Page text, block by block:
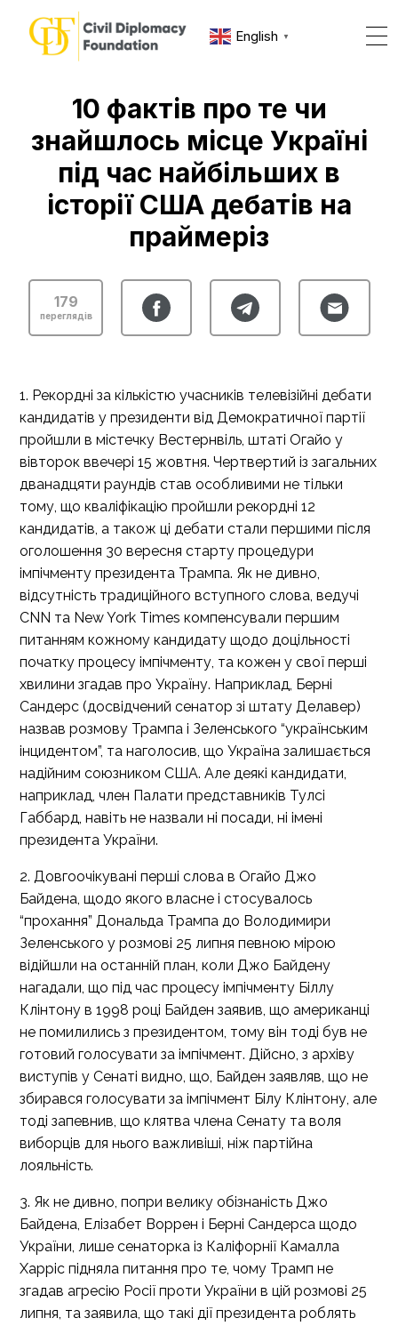
English ▼
10 фактів про те чи
знайшлось місце Україні
під час найбільших в
історії США дебатів на
праймеріз
179
переглядів
1. Рекордні за кількістю учасників телевізійні дебати
кандидатів у президенти від Демократичної партії
пройшли в містечку Вестернвіль, штаті Огайо у
вівторок ввечері 15 жовтня. Чертвертий із загальних
дванадцяти раундів став особливими не тільки
тому, що кваліфікацію пройшли рекордні 12
кандидатів, а також ці дебати стали першими після
оголошення 30 вересня старту процедури
імпічменту президента Трампа. Як не дивно,
відсутність традиційного вступного слова, ведучі
CNN та New York Times компенсували першим
питанням кожному кандидату щодо доцільності
початку процесу імпічменту, та кожен у свої перші
хвилини згадав про Україну. Наприклад, Берні
Сандерс (досвідчений сенатор зі штату Делавер)
назвав розмову Трампа і Зеленського “українським
інцидентом”, та наголосив, що Україна залишається
надійним союзником США. Але деякі кандидати,
наприклад, член Палати представників Тулсі
Габбард, навіть не назвали ні посади, ні імені
президента України.
2. Довгоочікувані перші слова в Огайо Джо
Байдена, щодо якого власне і стосувалось
“прохання” Дональда Трампа до Володимири
Зеленського у розмові 25 липня певною мірою
відійшли на останній план, коли Джо Байдену
нагадали, що під час процесу імпічменту Біллу
Клінтону в 1998 році Байден заявив, що американці
не помилились з президентом, тому він тоді був не
готовий голосувати за імпічмент. Дійсно, з архіву
виступів у Сенаті видно, що, Байден заявляв, що не
збирався голосувати за імпічмент Білу Клінтону, але
тоді запевнив, що клятва члена Сенату та воля
виборців для нього важливіші, ніж партійна
лояльність.
3. Як не дивно, попри велику обізнаність Джо
Байдена, Елізабет Воррен і Берні Сандерса щодо
України, лише сенаторка із Каліфорнії Камалла
Харріс підняла питання про те, чому Трамп не
згадав агресію Росії проти України в цій розмові 25
липня, та заявила, що такі дії президента роблять